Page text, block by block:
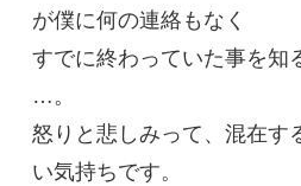
が僕に何の連絡もなく
すでに終わっていた事を知
…。
怒りと悲しみって、混在す
い気持ちです。